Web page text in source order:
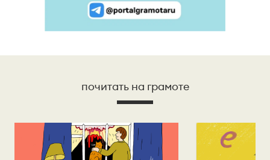
почитать на грамоте